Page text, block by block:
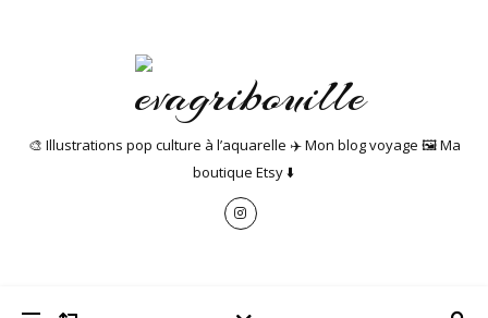
🎨 Illustrations pop culture à l’aquarelle ✈️ Mon blog voyage 🖼️ Ma
boutique Etsy ⬇️